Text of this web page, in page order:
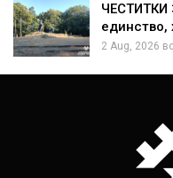
ЧЕСТИТКИ
единство,
2 Aug, 2026